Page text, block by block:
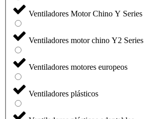
Ventiladores Motor Chino Y Series
Ventiladores motor chino Y2 Series
Ventiladores motores europeos
Ventiladores plásticos